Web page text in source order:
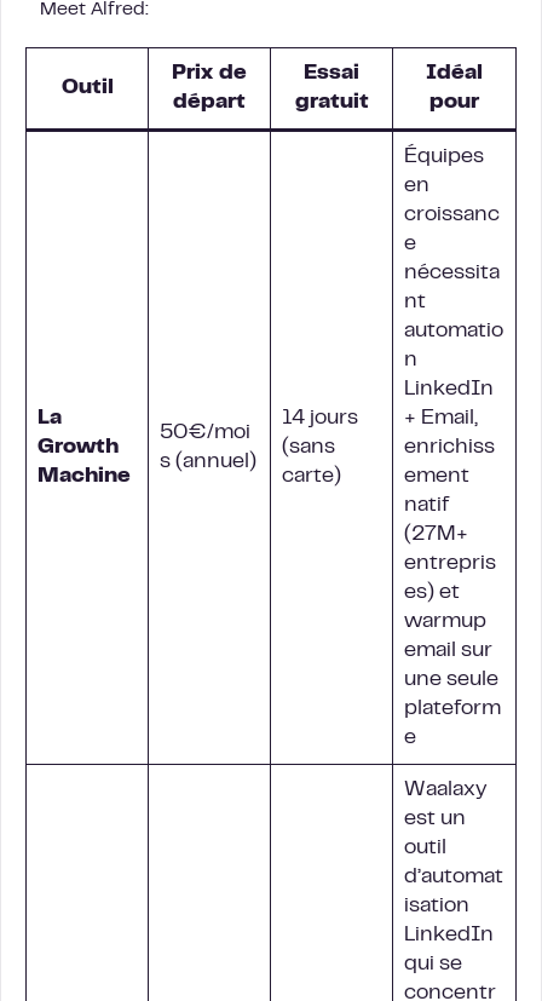
Meet Alfred:
Outil
Prix de
départ
Essai
gratuit
Idéal
pour
La
Growth
Machine
50€/moi
s (annuel)
14 jours
(sans
carte)
Équipes
en
croissanc
e
nécessita
nt
automatio
n
LinkedIn
+ Email,
enrichiss
ement
natif
(27M+
entrepris
es) et
warmup
email sur
une seule
plateform
e
Waalaxy
est un
outil
d’automat
isation
LinkedIn
qui se
concentr